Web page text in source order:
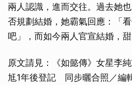
兩人認識，進而交往。過去她
否規劃結婚，她霸氣回應：「
吧」，而如今兩人官宣結婚，甜
原文請見：《如懿傳》女星李
尪1年後登記 同步曬合照／編